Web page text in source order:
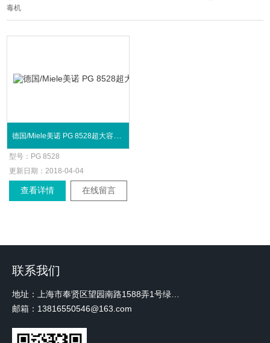
毒机​
型号： PG 8528
更新日期： 2018-04-04
查看详情 在线留言
联系我们
邮箱：13816550546@163.com